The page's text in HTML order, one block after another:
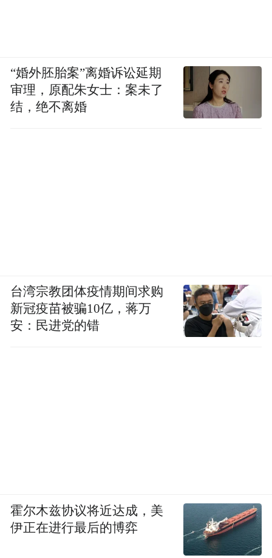
“婚外胚胎案”离婚诉讼延期
审理，原配朱女士：案未了
结，绝不离婚
台湾宗教团体疫情期间求购
新冠疫苗被骗10亿，蒋万
安：民进党的错
霍尔木兹协议将近达成，美
伊正在进行最后的博弈